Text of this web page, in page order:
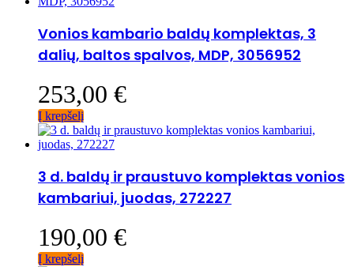
Vonios kambario baldų komplektas, 3
dalių, baltos spalvos, MDP, 3056952
253,00 €
Į krepšelį
3 d. baldų ir praustuvo komplektas vonios
kambariui, juodas, 272227
190,00 €
Į krepšelį